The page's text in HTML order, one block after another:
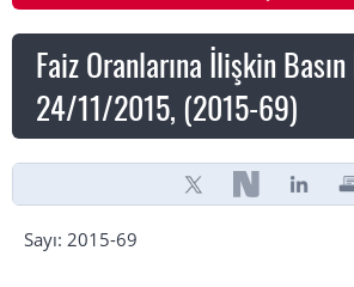
Faiz Oranlarına İlişkin
24/11/2015, (2015-69)
Sayı: 2015-69